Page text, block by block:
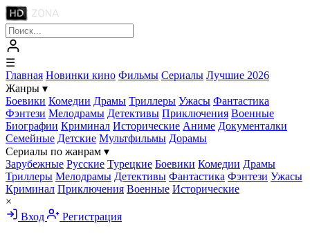
☰
Главная Новинки кино Фильмы Сериалы Лучшие 2026
Жанры ▾
Боевики Комедии Драмы Триллеры Ужасы Фантастика
Фэнтези Мелодрамы Детективы Приключения Военные
Биографии Криминал Исторические Аниме Документалки
Семейные Детские Мультфильмы Дорамы
Сериалы по жанрам ▾
Зарубежные Русские Турецкие Боевики Комедии Драмы
Триллеры Мелодрамы Детективы Фантастика Фэнтези Ужасы
Криминал Приключения Военные Исторические
×
Вход
Регистрация